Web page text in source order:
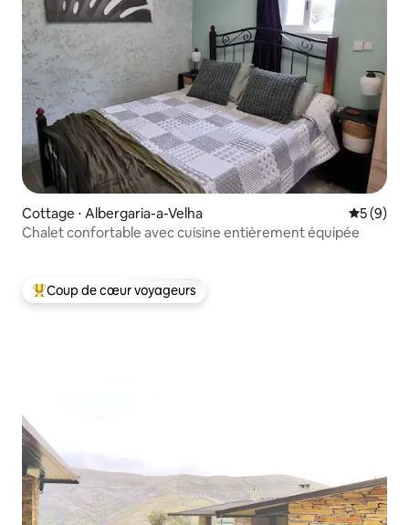
Cottage ⋅ Albergaria-a-Velha
5 (9)
Chalet confortable avec cuisine entièrement équipée
Coups de cœur voyageurs les plus appréciés
Coup de cœur voyageurs